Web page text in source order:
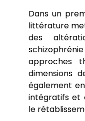
Dans un
littérature
des
approches
dimensions
également
intégratifs et
le